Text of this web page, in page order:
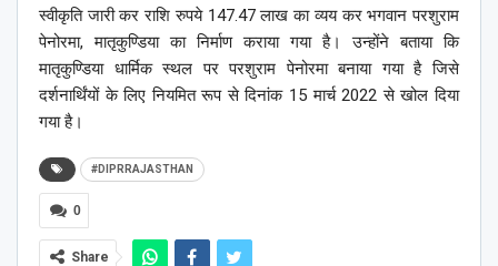
स्वीकृति जारी कर राशि रुपये 147.47 लाख का व्यय कर भगवान परशुराम
पेनोरमा, मातृकुण्डिया का निर्माण कराया गया है। उन्होंने बताया कि
मातृकुण्डिया धार्मिक स्थल पर परशुराम पेनोरमा बनाया गया है जिसे
दर्शनार्थिंयों के लिए नियमित रूप से दिनांक 15 मार्च 2022 से खोल दिया
गया है।
#DIPRRAJASTHAN
0
Share